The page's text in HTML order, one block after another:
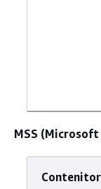
MSS